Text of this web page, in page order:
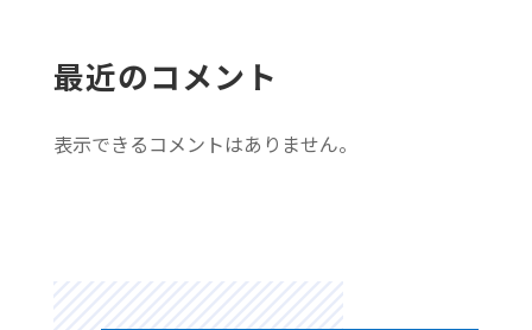
最近のコメント
表示できるコメントはありません。